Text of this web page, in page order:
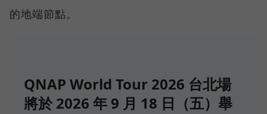
的地端節點。
QNAP World Tour 2026 台北場
將於 2026 年 9 月 18 日（五）舉